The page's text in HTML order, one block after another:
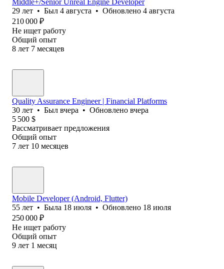
29 лет • Был 4 августа • Обновлено 4 августа
210 000 ₽
Не ищет работу
Общий опыт
8 лет 7 месяцев
Quality Assurance Engineer | Financial Platforms
30 лет • Был вчера • Обновлено вчера
5 500 $
Рассматривает предложения
Общий опыт
7 лет 10 месяцев
Mobile Developer (Android, Flutter)
55 лет • Была 18 июля • Обновлено 18 июля
250 000 ₽
Не ищет работу
Общий опыт
9 лет 1 месяц